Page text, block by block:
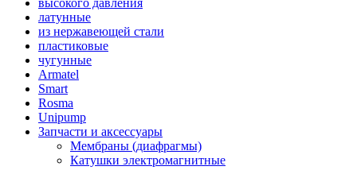
высокого давления
латунные
из нержавеющей стали
пластиковые
чугунные
Armatel
Smart
Rosma
Unipump
Запчасти и аксессуары
Мембраны (диафрагмы)
Катушки электромагнитные